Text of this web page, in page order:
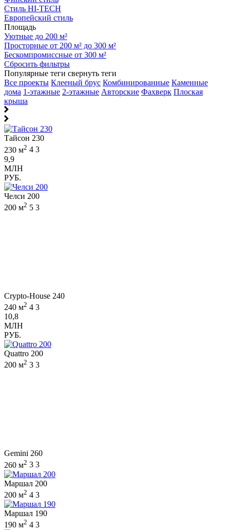
Стиль HI-TECH
Европейский стиль
Площадь
Уютные до 200 м²
Просторные от 200 м² до 300 м²
Бескомпромиссные от 300 м²
Сбросить фильтры
Популярные теги свернуть теги
Все проекты Клееный брус Комбинированные Каменные
дома 1-этажные 2-этажные Авторские Фахверк Плоская
крыша
Тайсон 230
230 м2 4 3
9,9
МЛН
РУБ.
Челси 200
200 м2 5 3
Crypto-House 240
240 м2 4 3
10,8
МЛН
РУБ.
Quattro 200
200 м2 3 3
Gemini 260
260 м2 3 3
Маршал 200
200 м2 4 3
Маршал 190
190 м2 4 3